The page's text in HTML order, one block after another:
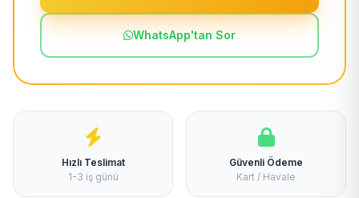
WhatsApp'tan Sor
Hızlı Teslimat
1-3 iş günü
Güvenli Ödeme
Kart / Havale